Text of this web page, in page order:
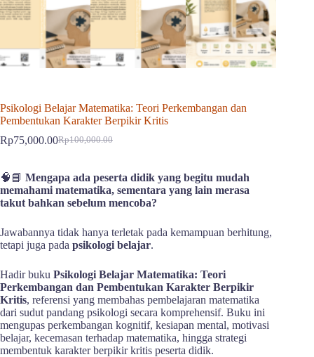
Psikologi Belajar Matematika: Teori Perkembangan dan
Pembentukan Karakter Berpikir Kritis
Rp100,000.00
Harga
adalah:
Rp100,000.00.
Rp75,000.00Harga
adalah:
Rp75,000.00.
🧠📘 Mengapa ada peserta didik yang begitu mudah
memahami matematika, sementara yang lain merasa
takut bahkan sebelum mencoba?
Jawabannya tidak hanya terletak pada kemampuan berhitung,
tetapi juga pada psikologi belajar.
Hadir buku Psikologi Belajar Matematika: Teori
Perkembangan dan Pembentukan Karakter Berpikir
Kritis, referensi yang membahas pembelajaran matematika
dari sudut pandang psikologi secara komprehensif. Buku ini
mengupas perkembangan kognitif, kesiapan mental, motivasi
belajar, kecemasan terhadap matematika, hingga strategi
membentuk karakter berpikir kritis peserta didik.